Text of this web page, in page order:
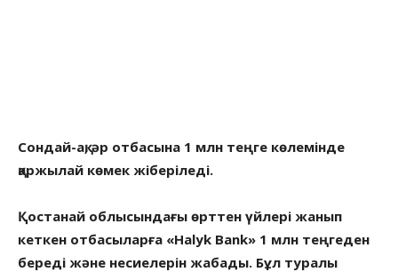
Сондай-ақ, әр отбасына 1 млн теңге көлемінде
қаржылай көмек жіберіледі.
Қостанай облысындағы өрттен үйлері жанып
кеткен отбасыларға «Halyk Bank» 1 млн теңгеден
береді және несиелерін жабады. Бұл туралы